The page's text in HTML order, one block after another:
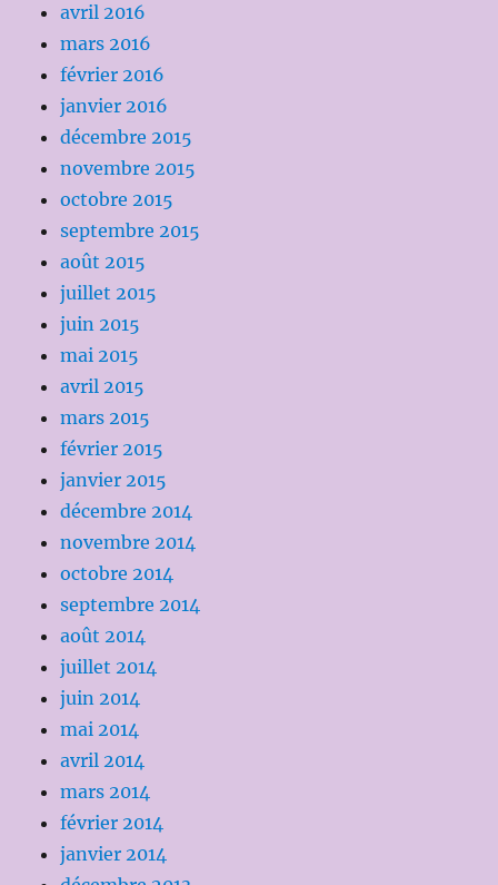
avril 2016
mars 2016
février 2016
janvier 2016
décembre 2015
novembre 2015
octobre 2015
septembre 2015
août 2015
juillet 2015
juin 2015
mai 2015
avril 2015
mars 2015
février 2015
janvier 2015
décembre 2014
novembre 2014
octobre 2014
septembre 2014
août 2014
juillet 2014
juin 2014
mai 2014
avril 2014
mars 2014
février 2014
janvier 2014